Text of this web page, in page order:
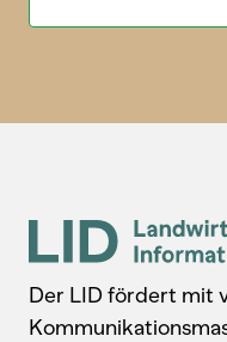
Der LID fördert mit